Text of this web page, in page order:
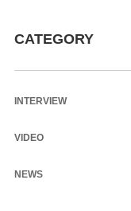
CATEGORY
INTERVIEW
VIDEO
NEWS